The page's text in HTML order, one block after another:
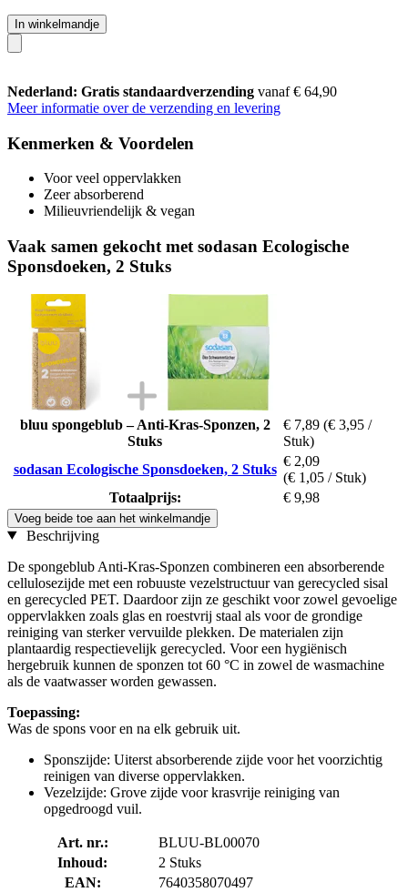
In winkelmandje
Nederland: Gratis standaardverzending vanaf € 64,90
Meer informatie over de verzending en levering
Kenmerken & Voordelen
Voor veel oppervlakken
Zeer absorberend
Milieuvriendelijk & vegan
Vaak samen gekocht met sodasan Ecologische
Sponsdoeken, 2 Stuks
bluu spongeblub – Anti-Kras-Sponzen, 2
Stuks
€ 7,89 (€ 3,95 /
Stuk)
sodasan Ecologische Sponsdoeken, 2 Stuks
€ 2,09
(€ 1,05 / Stuk)
Totaalprijs:
€ 9,98
Voeg beide toe aan het winkelmandje
Beschrijving
De spongeblub Anti-Kras-Sponzen combineren een absorberende
cellulosezijde met een robuuste vezelstructuur van gerecycled sisal
en gerecycled PET. Daardoor zijn ze geschikt voor zowel gevoelige
oppervlakken zoals glas en roestvrij staal als voor de grondige
reiniging van sterker vervuilde plekken. De materialen zijn
plantaardig respectievelijk gerecycled. Voor een hygiënisch
hergebruik kunnen de sponzen tot 60 °C in zowel de wasmachine
als de vaatwasser worden gewassen.
Toepassing:
Was de spons voor en na elk gebruik uit.
Sponszijde: Uiterst absorberende zijde voor het voorzichtig
reinigen van diverse oppervlakken.
Vezelzijde: Grove zijde voor krasvrije reiniging van
opgedroogd vuil.
Art. nr.:
BLUU-BL00070
Inhoud:
2 Stuks
EAN:
7640358070497